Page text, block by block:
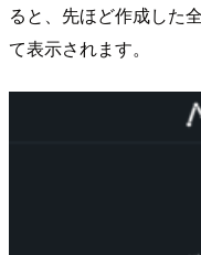
ると、先ほど作成した
て表示されます。